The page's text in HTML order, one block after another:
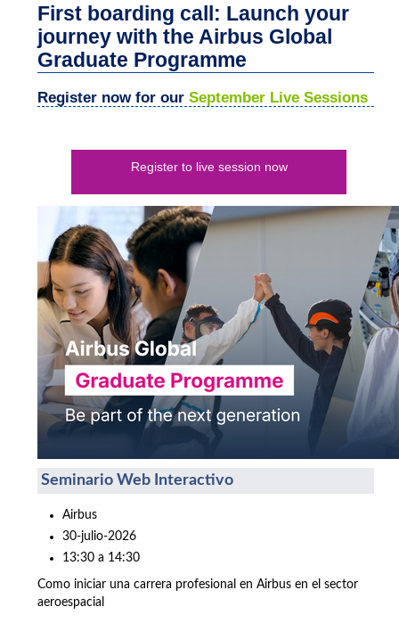
First boarding call: Launch your
journey with the Airbus Global
Graduate Programme
Register now for our September Live Sessions
Register to live session now
Seminario Web Interactivo
Airbus
30-julio-2026
13:30 a 14:30
Como iniciar una carrera profesional en Airbus en el sector
aeroespacial